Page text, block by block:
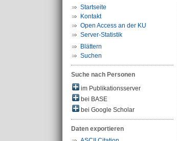
Startseite
Kontakt
Open Access an der KU
Server-Statistik
Blättern
Suchen
Suche nach Personen
im Publikationsserver
bei BASE
bei Google Scholar
Daten exportieren